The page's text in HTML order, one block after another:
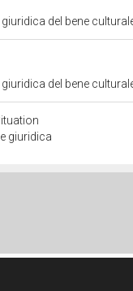
del bene
del bene
giuridica